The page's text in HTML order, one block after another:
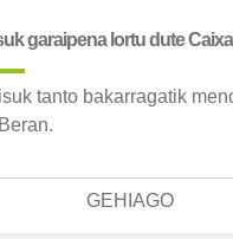
garaipena lortu dute
tanto bakarragatik
GEHIAGO